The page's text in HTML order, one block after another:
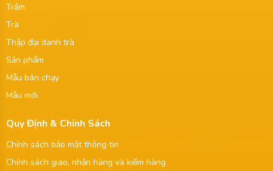
Trầm
Trà
Thập đại danh trà
Sản phẩm
Mẫu bán chạy
Mẫu mới
Quy Định & Chính Sách
Chính sách bảo mật thông tin
Chính sách giao, nhận hàng và kiểm hàng